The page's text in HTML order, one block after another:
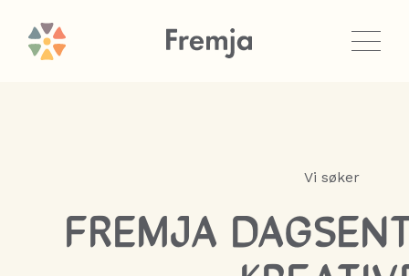
Vi søker
FREMJA